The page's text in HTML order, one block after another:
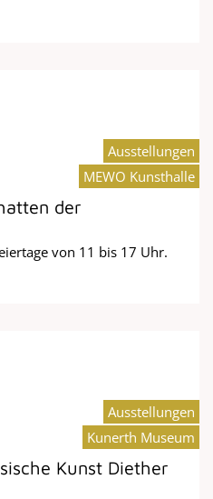
der
von 11 bis 17 Uhr.
Ausstellungen
MEWO Kunsthalle
Kunst Diether
Ausstellungen
Kunerth Museum